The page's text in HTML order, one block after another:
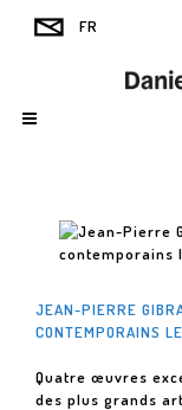
JEAN-PIERRE
CONTEMPORAINS
Quatre œuvres
des plus grands